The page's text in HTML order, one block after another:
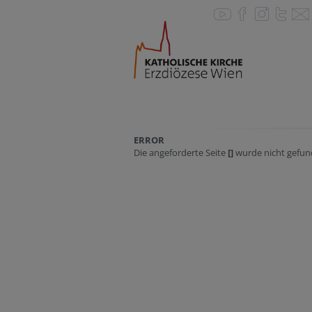
ERROR
Die angeforderte Seite []wurde nicht